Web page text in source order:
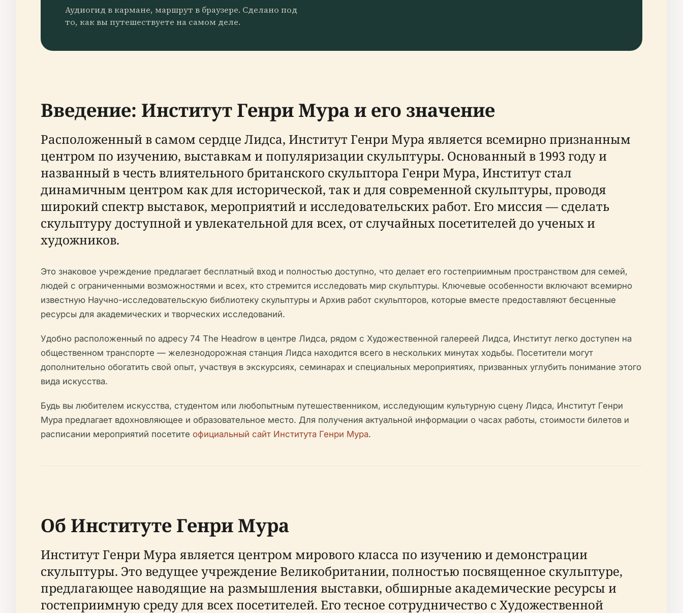
Аудиогид в кармане, маршрут в браузере. Сделано под
то, как вы путешествуете на самом деле.
Введение: Институт Генри Мура и его значение
Расположенный в самом сердце Лидса, Институт Генри Мура является всемирно признанным
центром по изучению, выставкам и популяризации скульптуры. Основанный в 1993 году и
названный в честь влиятельного британского скульптора Генри Мура, Институт стал
динамичным центром как для исторической, так и для современной скульптуры, проводя
широкий спектр выставок, мероприятий и исследовательских работ. Его миссия — сделать
скульптуру доступной и увлекательной для всех, от случайных посетителей до ученых и
художников.
Это знаковое учреждение предлагает бесплатный вход и полностью доступно, что делает его гостеприимным пространством для семей,
людей с ограниченными возможностями и всех, кто стремится исследовать мир скульптуры. Ключевые особенности включают всемирно
известную Научно-исследовательскую библиотеку скульптуры и Архив работ скульпторов, которые вместе предоставляют бесценные
ресурсы для академических и творческих исследований.
Удобно расположенный по адресу 74 The Headrow в центре Лидса, рядом с Художественной галереей Лидса, Институт легко доступен на
общественном транспорте — железнодорожная станция Лидса находится всего в нескольких минутах ходьбы. Посетители могут
дополнительно обогатить свой опыт, участвуя в экскурсиях, семинарах и специальных мероприятиях, призванных углубить понимание этого
вида искусства.
Будь вы любителем искусства, студентом или любопытным путешественником, исследующим культурную сцену Лидса, Институт Генри
Мура предлагает вдохновляющее и образовательное место. Для получения актуальной информации о часах работы, стоимости билетов и
расписании мероприятий посетите официальный сайт Института Генри Мура.
Об Институте Генри Мура
Институт Генри Мура является центром мирового класса по изучению и демонстрации
скульптуры. Это ведущее учреждение Великобритании, полностью посвященное скульптуре,
предлагающее наводящие на размышления выставки, обширные академические ресурсы и
гостеприимную среду для всех посетителей. Его тесное сотрудничество с Художественной